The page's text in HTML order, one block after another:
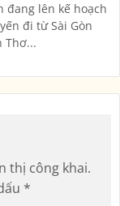
đang lên kế hoạch
đi từ Sài Gòn
Thơ...
thị công khai.
*